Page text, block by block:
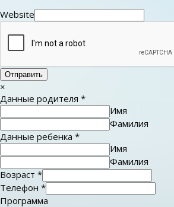
Website
Отправить
×
Данные родителя *
Имя
Фамилия
Данные ребенка *
Имя
Фамилия
Возраст *
Телефон *
Программа